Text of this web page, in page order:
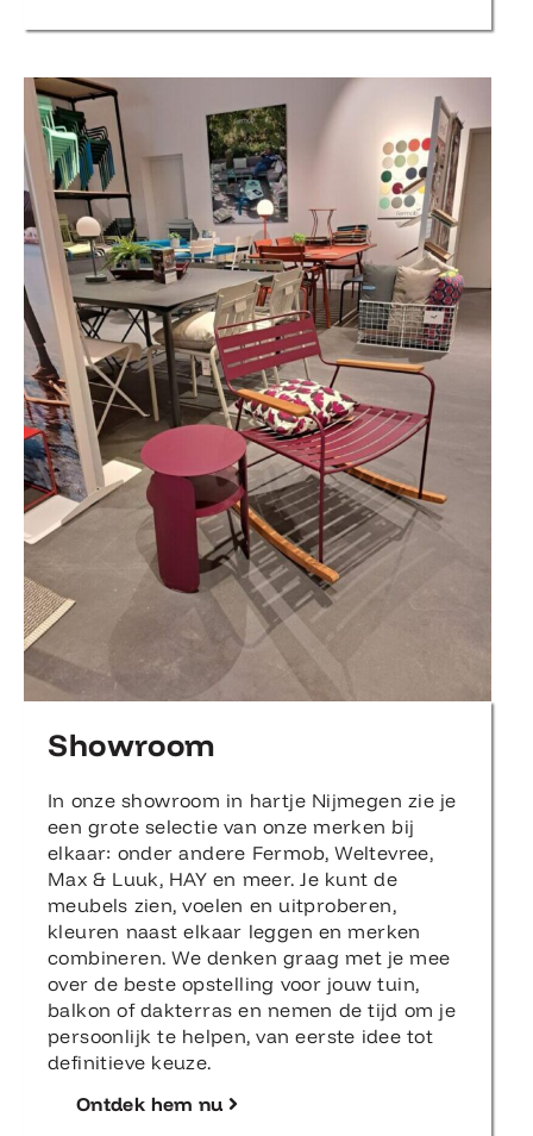
Showroom
In onze showroom in hartje Nijmegen zie je
een grote selectie van onze merken bij
elkaar: onder andere Fermob, Weltevree,
Max & Luuk, HAY en meer. Je kunt de
meubels zien, voelen en uitproberen,
kleuren naast elkaar leggen en merken
combineren. We denken graag met je mee
over de beste opstelling voor jouw tuin,
balkon of dakterras en nemen de tijd om je
persoonlijk te helpen, van eerste idee tot
definitieve keuze.
Ontdek hem nu